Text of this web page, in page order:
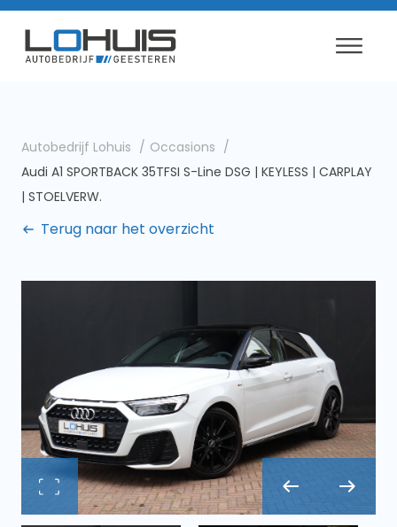
Terug naar het overzicht
Autobedrijf Lohuis
Occasions
Audi A1 SPORTBACK 35TFSI S-Line DSG | KEYLESS | CARPLAY
| STOELVERW.